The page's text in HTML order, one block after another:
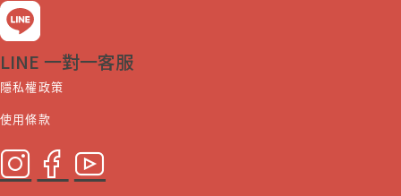
LINE 一對一客服
隱私權政策
使用條款